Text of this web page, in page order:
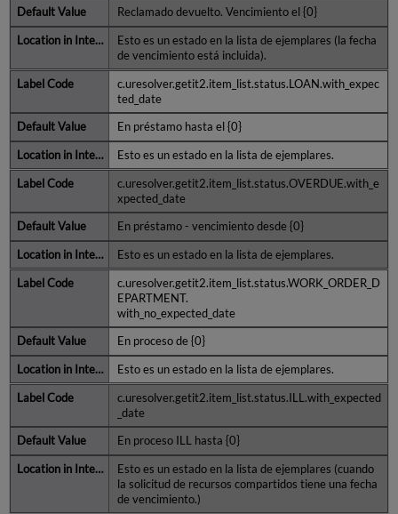
Reclamado devuelto. Vencimiento el {0}
Esto es un estado en la lista de ejemplares (la fecha
de vencimiento está incluida).
c.uresolver.getit2.item_list.status.LOAN.with_expec
ted_date
En préstamo hasta el {0}
Esto es un estado en la lista de ejemplares.
c.uresolver.getit2.item_list.status.OVERDUE.with_e
xpected_date
En préstamo - vencimiento desde {0}
Esto es un estado en la lista de ejemplares.
c.uresolver.getit2.item_list.status.WORK_ORDER_D
EPARTMENT.
with_no_expected_date
En proceso de {0}
Esto es un estado en la lista de ejemplares.
c.uresolver.getit2.item_list.status.ILL.with_expected
_date
En proceso ILL hasta {0}
Esto es un estado en la lista de ejemplares (cuando
la solicitud de recursos compartidos tiene una fecha
de vencimiento.)